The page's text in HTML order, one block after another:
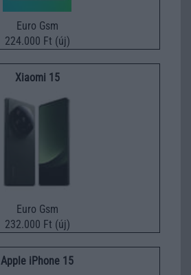
Euro Gsm
224.000 Ft (új)
Xiaomi 15
Euro Gsm
232.000 Ft (új)
Apple iPhone 15